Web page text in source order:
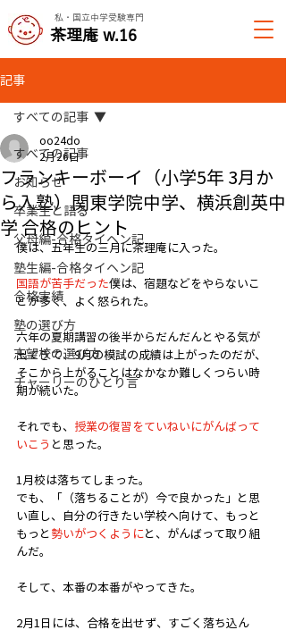
私・国立中学受験専門
​茶理庵 w.16
記事
すべての記事
お知らせ
卒業生と語る
父母編-合格タイヘン記
塾生編-合格タイヘン記
合格実績
塾の選び方
志望校の選び方
チャーリーのひとり言
すべての記事
フランキーボーイ（小学5年 3月か
ら入塾）関東学院中学、横浜創英中
学 合格のヒント
oo24do
2月26日
僕は、五年生の三月に茶理庵に入った。
国語が苦手だった僕は、宿題などをやらないこ
とが多く、よく怒られた。
六年の夏期講習の後半からだんだんとやる気が
出てきて、9月の模試の成績は上がったのだが、
そこから上がることはなかなか難しくつらい時
期が続いた。
それでも、 授業の復習をていねいにがんばって
いこう と思った。
1月校は落ちてしまった。
でも、「（落ちることが）今で良かった」と思
い直し、自分の行きたい学校へ向けて、もっと
もっと 勢いがつくようにと、がんばって取り組
んだ。
そして、本番の本番がやってきた。
2月1日には、合格を出せず、すごく落ち込ん